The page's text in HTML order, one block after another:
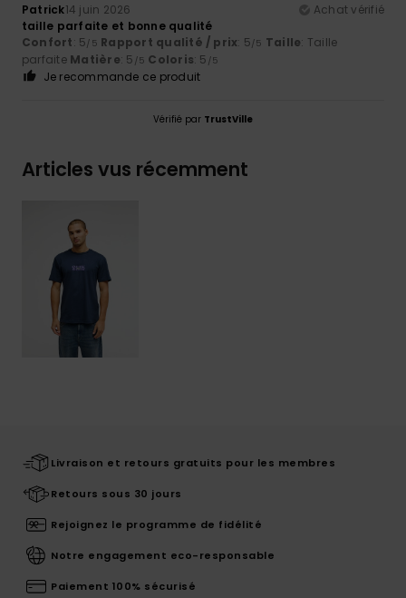
Patrick14 juin 2026
Achat vérifié
taille parfaite et bonne qualité
Confort: 5/5 Rapport qualité / prix: 5/5 Taille: Taille
parfaite Matière: 5 /5 Coloris: 5 /5
Je recommande ce produit
Vérifié par TrustVille
Articles vus récemment
Livraison et retours gratuits pour les membres
Retours sous 30 jours
Rejoignez le programme de fidélité
Notre engagement eco-responsable
Paiement 100% sécurisé